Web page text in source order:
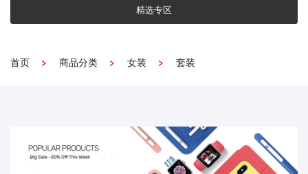
精选专区
首页 商品分类 女装 套装